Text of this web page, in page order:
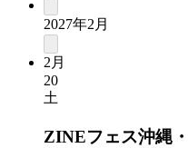
2027年2月
2月
20
土
ZINEフェス沖縄